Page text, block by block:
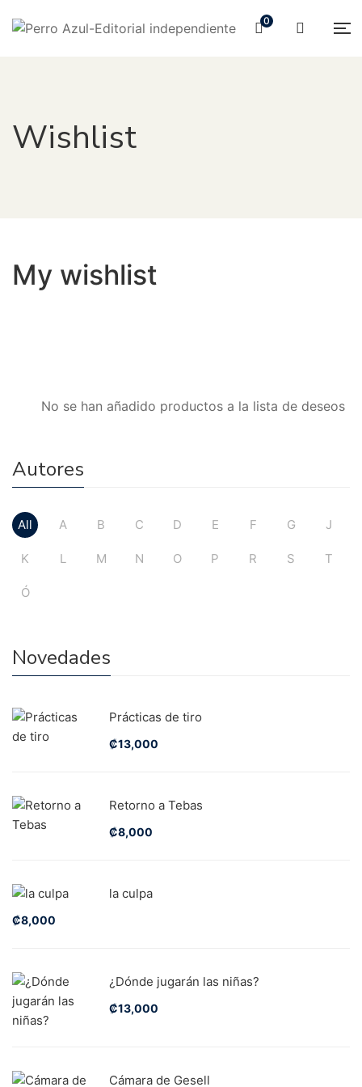
0
Wishlist
My wishlist
No se han añadido productos a la lista de deseos
Autores
All A B C D E F G J
K L M N O P R S T
Ó
Novedades
Prácticas de tiro
₡13,000
Retorno a Tebas
₡8,000
la culpa
₡8,000
¿Dónde jugarán las niñas?
₡13,000
Cámara de Gesell